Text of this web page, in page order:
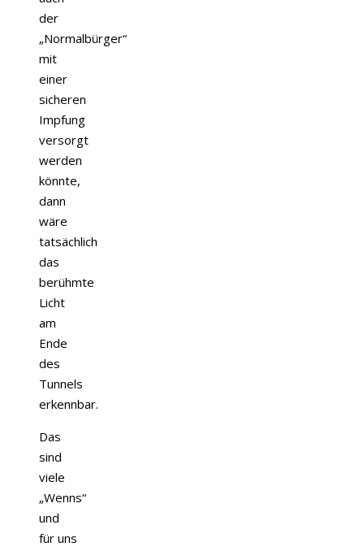
der
„Normalbürger“
mit
einer
sicheren
Impfung
versorgt
werden
könnte,
dann
wäre
tatsächlich
das
berühmte
Licht
am
Ende
des
Tunnels
erkennbar.
Das
sind
viele
„Wenns“
und
für uns